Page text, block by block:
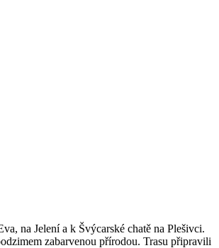
na Jelení a k Švýcarské chatě na Plešivci.
zabarvenou přírodou. Trasu připravili